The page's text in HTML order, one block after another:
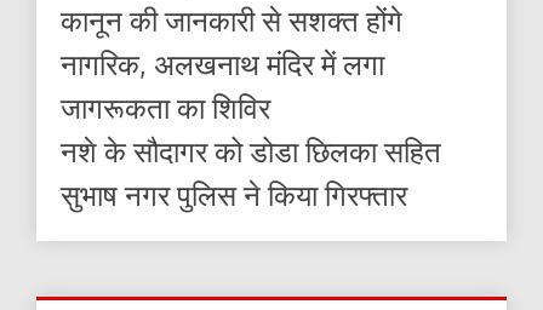
कानून की जानकारी से सशक्त होंगे
नागरिक, अलखनाथ मंदिर में लगा
जागरूकता का शिविर
नशे के सौदागर को डोडा छिलका सहित
सुभाष नगर पुलिस ने किया गिरफ्तार